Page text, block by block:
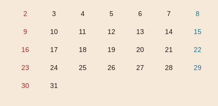
2 3 4 5 6 7 8
9 10 11 12 13 14 15
16 17 18 19 20 21 22
23 24 25 26 27 28 29
30 31